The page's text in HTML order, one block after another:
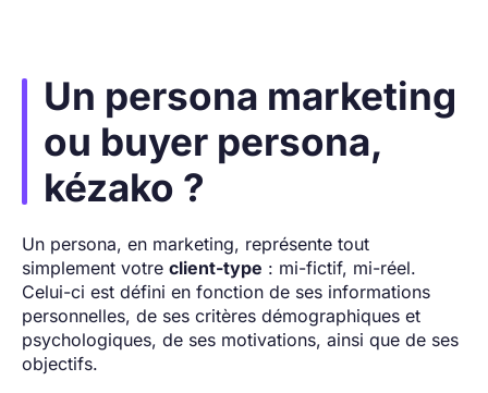
Un persona marketing
ou buyer persona,
kézako ?
Un persona, en marketing, représente tout
simplement votre client-type : mi-fictif, mi-réel.
Celui-ci est défini en fonction de ses informations
personnelles, de ses critères démographiques et
psychologiques, de ses motivations, ainsi que de ses
objectifs.